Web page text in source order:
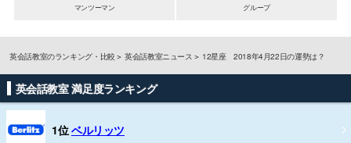
マンツーマン
グループ
英会話教室のランキング・比較 英会話教室ニュース 12星座 2018年4月22日の運勢は？
英会話教室 満足度ランキング
1位ベルリッツ